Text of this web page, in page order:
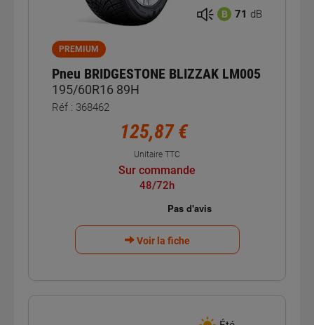
B 71 dB
PREMIUM
Pneu BRIDGESTONE BLIZZAK LM005
195/60R16 89H
Réf : 368462
125,87 €
Unitaire TTC
Sur commande
48/72h
Voir la fiche